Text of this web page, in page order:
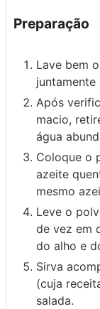
Preparação
Lave bem
Após
macio,
água
Coloque o
azeite
mesmo
Leve o
de vez em
do alho e
Sirva
(cuja
salada.